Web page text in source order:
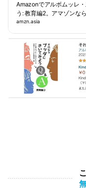
Amazonでアルボムッレ
う: 教育編2。アマゾンな
電子書籍は、Kindleおよ
amzn.asia